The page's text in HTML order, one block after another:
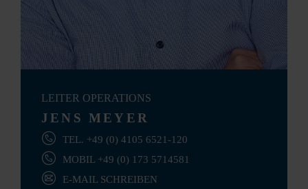
LEITER OPERATIONS
JENS MEYER
TEL. +49 (0) 4105 6521-120
MOBIL +49 (0) 173 5714581
E-MAIL SCHREIBEN